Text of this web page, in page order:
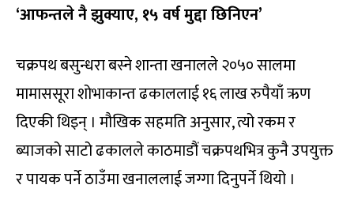
‘आफन्तले नै झुक्याए, १५ वर्ष मुद्दा छिनिएन’
चक्रपथ बसुन्धरा बस्ने शान्ता खनालले २०५० सालमा
मामाससूरा शोभाकान्त ढकाललाई १६ लाख रुपैयाँ ऋण
दिएकी थिइन् । मौखिक सहमति अनुसार, त्यो रकम र
ब्याजको साटो ढकालले काठमाडौं चक्रपथभित्र कुनै उपयुक्त
र पायक पर्ने ठाउँमा खनाललाई जग्गा दिनुपर्ने थियो ।